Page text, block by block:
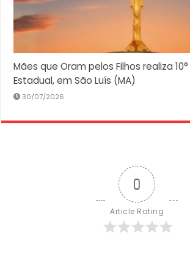
Mães que Oram pelos Filhos realiza
Estadual, em São Luís (MA)
30/07/2026
0
Article Rating